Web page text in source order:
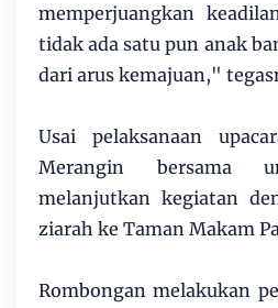
memperjuangkan
tidak ada satu pun anak
dari arus kemajuan,"
Usai pelaksanaan
Merangin bersama
melanjutkan kegiatan
ziarah ke Taman Makam
Rombongan melakukan